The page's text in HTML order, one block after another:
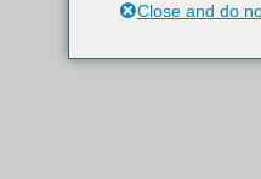
Close and do